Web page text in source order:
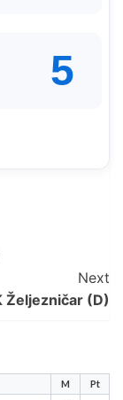
5
Next
Željezničar (D)
M Pt